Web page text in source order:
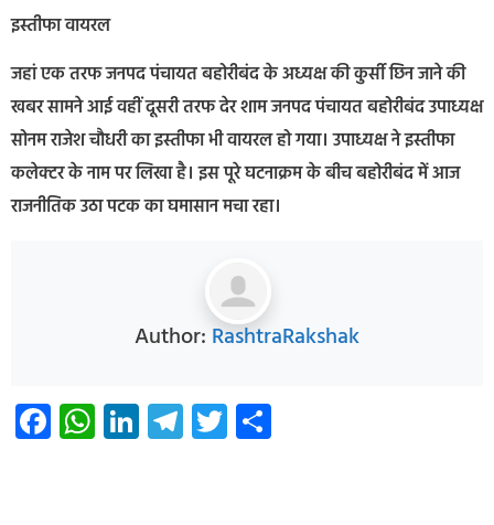
इस्तीफा वायरल
जहां एक तरफ जनपद पंचायत बहोरीबंद के अध्यक्ष की कुर्सी छिन जाने की
खबर सामने आई वहीं दूसरी तरफ देर शाम जनपद पंचायत बहोरीबंद उपाध्यक्ष
सोनम राजेश चौधरी का इस्तीफा भी वायरल हो गया। उपाध्यक्ष ने इस्तीफा
कलेक्टर के नाम पर लिखा है। इस पूरे घटनाक्रम के बीच बहोरीबंद में आज
राजनीतिक उठा पटक का घमासान मचा रहा।
Author: RashtraRakshak
Facebook
WhatsApp
LinkedIn
Telegram
Twitter